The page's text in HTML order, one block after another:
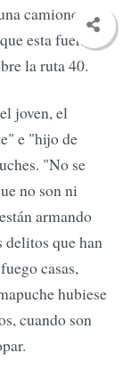
camioneta de
esta fuerza
la ruta 40.
joven, el
e "hijo de
"No se
no son ni
armando
que han
casas,
hubiese
cuando son